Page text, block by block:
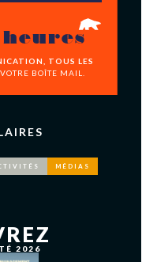
TOUS LES
BOÎTE MAIL.
MÉDIAS
2026